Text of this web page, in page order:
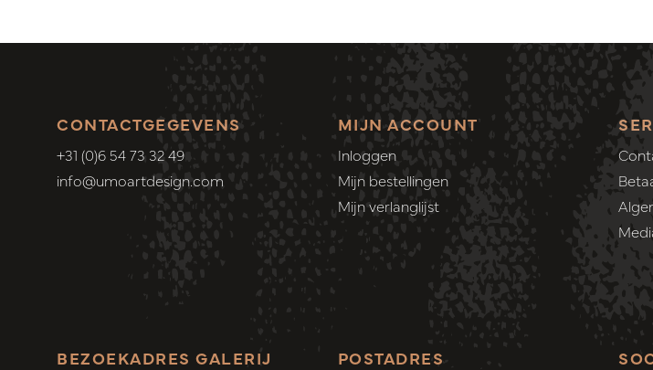
CONTACTGEGEVENS
+31 (0)6 54 73 32 49
info@umoartdesign.com
MIJN ACCOUNT
Inloggen
Mijn bestellingen
Mijn verlanglijst
POSTADRES
BEZOEKADRES GALERIJ